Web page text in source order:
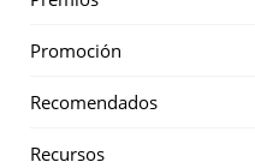
Promoción
Recomendados
Recursos